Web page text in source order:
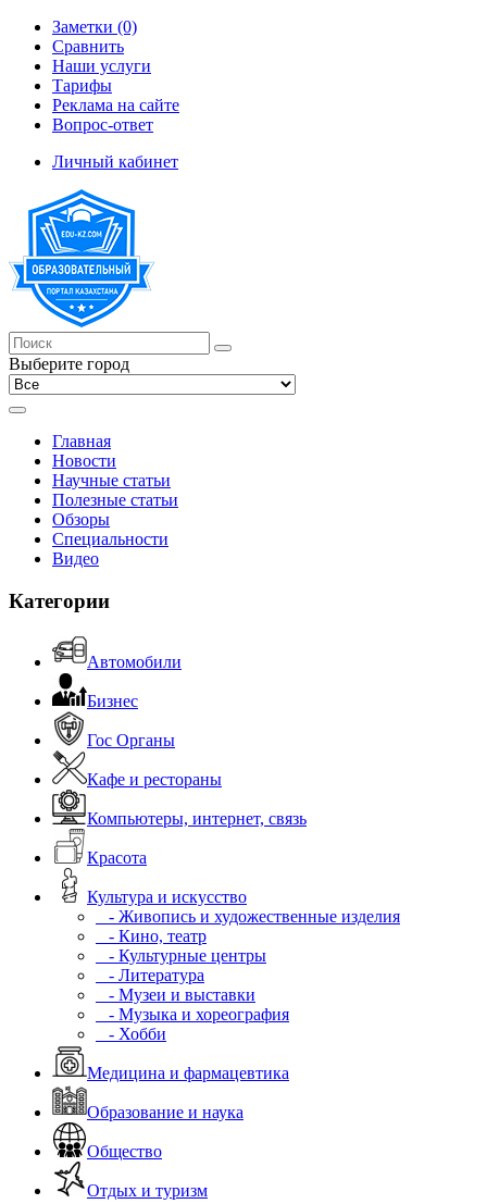
Заметки (0)
Сравнить
Наши услуги
Тарифы
Реклама на сайте
Вопрос-ответ
Личный кабинет
Выберите город
Главная
Новости
Научные статьи
Полезные статьи
Обзоры
Специальности
Видео
Категории
Автомобили
Бизнес
Гос Органы
Кафе и рестораны
Компьютеры, интернет, связь
Красота
Культура и искусство
- Живопись и художественные изделия
- Кино, театр
- Культурные центры
- Литература
- Музеи и выставки
- Музыка и хореография
- Хобби
Медицина и фармацевтика
Образование и наука
Общество
Отдых и туризм